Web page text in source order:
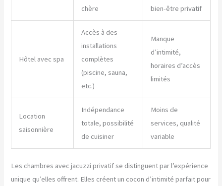
chère
bien-être privatif
Hôtel avec spa
Accès à des
installations
complètes
(piscine, sauna,
etc.)
Manque
d’intimité,
horaires d’accès
limités
Location
saisonnière
Indépendance
totale, possibilité
de cuisiner
Moins de
services, qualité
variable
Les chambres avec jacuzzi privatif se distinguent par l’expérience
unique qu’elles offrent. Elles créent un cocon d’intimité parfait pour